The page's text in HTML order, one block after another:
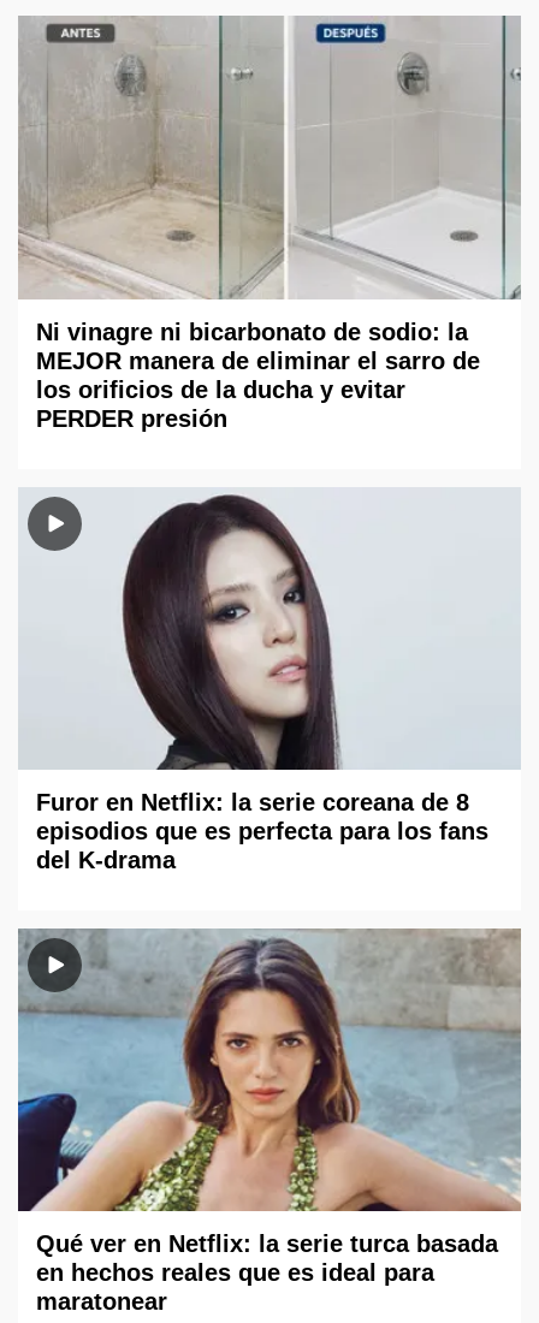
Ni vinagre ni bicarbonato de sodio: la
MEJOR manera de eliminar el sarro de
los orificios de la ducha y evitar
PERDER presión
Furor en Netflix: la serie coreana de 8
episodios que es perfecta para los fans
del K-drama
Qué ver en Netflix: la serie turca basada
en hechos reales que es ideal para
maratonear